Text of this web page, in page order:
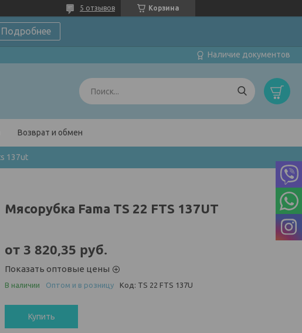
Корзина
5 отзывов
Подробнее
Наличие документов
Возврат и обмен
137ut
Мясорубка Fama TS 22 FTS 137UT
от 3 820,35 руб.
Показать оптовые цены
В наличии Оптом и в розницу Код: TS 22 FTS 137U
Купить